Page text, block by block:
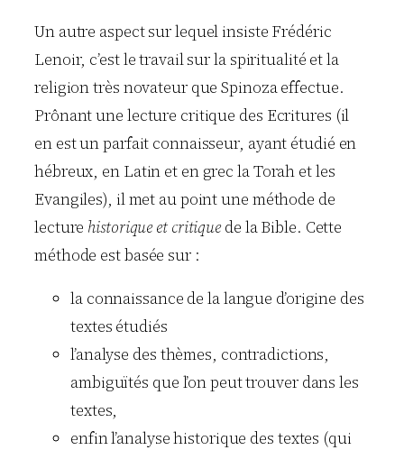
Un autre aspect sur lequel insiste Frédéric
Lenoir, c’est le travail sur la spiritualité et la
religion très novateur que Spinoza effectue.
Prônant une lecture critique des Ecritures (il
en est un parfait connaisseur, ayant étudié en
hébreux, en Latin et en grec la Torah et les
Evangiles), il met au point une méthode de
lecture historique et critiquede la Bible. Cette
méthode est basée sur :
la connaissance de la langue d’origine des
textes étudiés
l’analyse des thèmes, contradictions,
ambiguïtés que l’on peut trouver dans les
textes,
enfin l’analyse historique des textes (qui